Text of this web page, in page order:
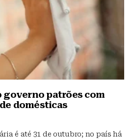
governo patrões com
domésticas
é até 31 de outubro; no país há